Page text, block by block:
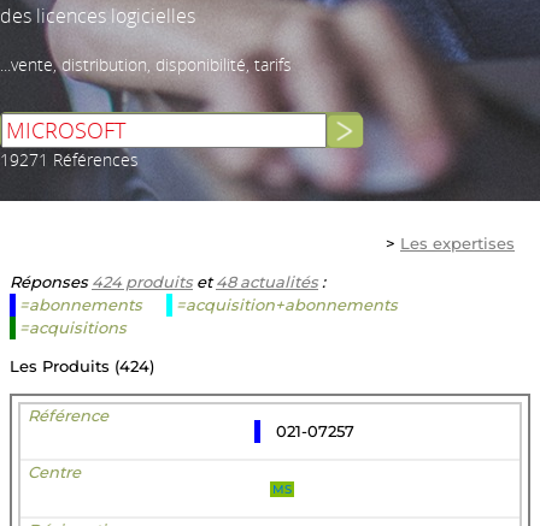
des licences logicielles
...vente, distribution, disponibilité, tarifs
19271 Références
> Les expertises
Réponses424 produitset48 actualités:
=abonnements
=acquisition+abonnements
=acquisitions
Les Produits (424)
021-07257
MS